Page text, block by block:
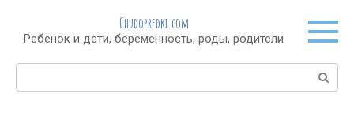
контенту
Chudopredki.com
Ребенок и дети, беременность, роды, родители
Поиск: